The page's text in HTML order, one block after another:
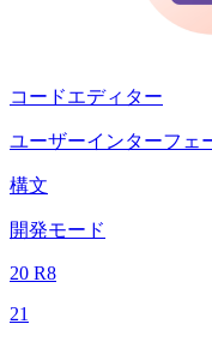
コードエディター
ユーザーインターフェ
構文
開発モード
20 R8
21